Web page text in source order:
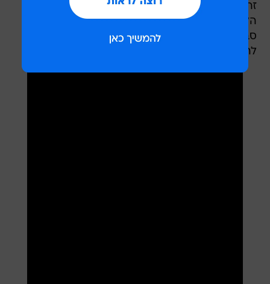
זה קורה בתקופה טעונה במיוחד, גם במולדתה של
הלהקה, בעת שבריטניה נתונה במחלוקת סוערת
סביב עתיד המדינה, גבולותיה והשאלה אם עליה
להישאר באיחוד האירופאי.